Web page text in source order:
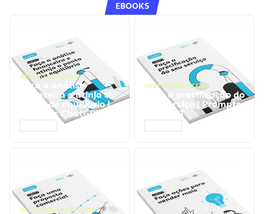
EBOOKS
GESTÃO FINANCEIRA
Faça a análise
financeira e atinja o
ponto de equilíbrio |
Prompts ChatGPT
GESTÃO FINANCEIRA
Faça a precificação do
seu serviço | Prompts
ChatGPT
NEGÓCIOS, PROCESSOS